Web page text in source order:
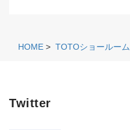
HOME > TOTOショールーム
Twitter